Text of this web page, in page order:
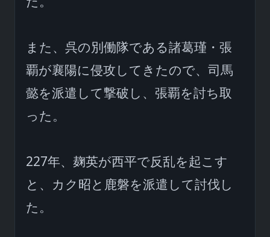
また、呉の別働隊である諸葛瑾・張
覇が襄陽に侵攻してきたので、司馬
懿を派遣して撃破し、張覇を討ち取
った。
227年、麹英が西平で反乱を起こす
と、カク昭と鹿磐を派遣して討伐し
た。